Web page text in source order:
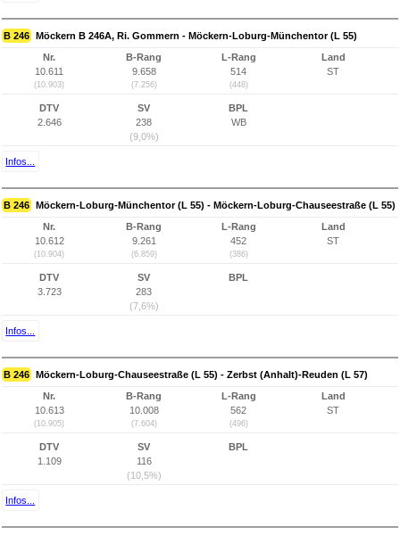
B 246 Möckern B 246A, Ri. Gommern - Möckern-Loburg-Münchentor (L 55)
Nr.
10.611
(10.903)
B-Rang
9.658
(7.256)
L-Rang
514
(448)
Land
ST
DTV
2.646
SV
238
(9,0%)
BPL
WB
Infos...
B 246 Möckern-Loburg-Münchentor (L 55) - Möckern-Loburg-Chauseestraße (L 55)
Nr.
10.612
(10.904)
B-Rang
9.261
(6.859)
L-Rang
452
(386)
Land
ST
DTV
3.723
SV
283
(7,6%)
BPL
Infos...
B 246 Möckern-Loburg-Chauseestraße (L 55) - Zerbst (Anhalt)-Reuden (L 57)
Nr.
10.613
(10.905)
B-Rang
10.008
(7.604)
L-Rang
562
(496)
Land
ST
DTV
1.109
SV
116
(10,5%)
BPL
Infos...